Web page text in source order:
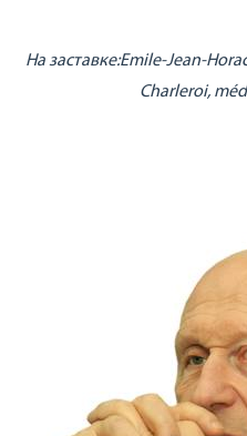
На заставке:Emile-Jean-
Charleroi,